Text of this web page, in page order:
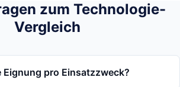
zum Technologie-
Vergleich
pro Einsatzzweck?